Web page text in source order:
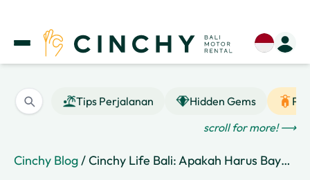
Tips Perjalanan Hidden Gems
scroll for more! ⟶
Cinchy Blog/ Cinchy Life Bali: Apakah Harus Bayar Uang Muka untuk Sewa Motor?